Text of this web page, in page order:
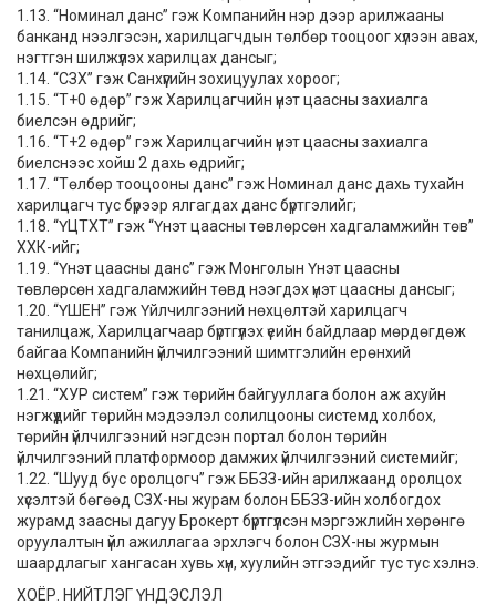
1.13. “Номинал данс” гэж Компанийн нэр дээр арилжааны
банканд нээлгэсэн, харилцагчдын төлбөр тооцоог хүлээн авах,
нэгтгэн шилжүүлэх харилцах дансыг;
1.14. “СЗХ” гэж Санхүүгийн зохицуулах хороог;
1.15. “Т+0 өдөр” гэж Харилцагчийн үнэт цаасны захиалга
биелсэн өдрийг;
1.16. “Т+2 өдөр” гэж Харилцагчийн үнэт цаасны захиалга
биелснээс хойш 2 дахь өдрийг;
1.17. “Төлбөр тооцооны данс” гэж Номинал данс дахь тухайн
харилцагч тус бүрээр ялгагдах данс бүртгэлийг;
1.18. “ҮЦТХТ” гэж “Үнэт цаасны төвлөрсөн хадгаламжийн төв”
ХХК-ийг;
1.19. “Үнэт цаасны данс” гэж Монголын Үнэт цаасны
төвлөрсөн хадгаламжийн төвд нээгдэх үнэт цаасны дансыг;
1.20. “ҮШЕН” гэж Үйлчилгээний нөхцөлтэй харилцагч
танилцаж, Харилцагчаар бүртгүүлэх үеийн байдлаар мөрдөгдөж
байгаа Компанийн үйлчилгээний шимтгэлийн ерөнхий
нөхцөлийг;
1.21. “ХУР систем” гэж төрийн байгууллага болон аж ахуйн
нэгжүүдийг төрийн мэдээлэл солилцооны системд холбох,
төрийн үйлчилгээний нэгдсэн портал болон төрийн
үйлчилгээний платформоор дамжих үйлчилгээний системийг;
1.22. “Шууд бус оролцогч” гэж ББЗЗ-ийн арилжаанд оролцох
хүсэлтэй бөгөөд СЗХ-ны журам болон ББЗЗ-ийн холбогдох
журамд заасны дагуу Брокерт бүртгүүлсэн мэргэжлийн хөрөнгө
оруулалтын үйл ажиллагаа эрхлэгч болон СЗХ-ны журмын
шаардлагыг хангасан хувь хүн, хуулийн этгээдийг тус тус хэлнэ.
ХОЁР. НИЙТЛЭГ ҮНДЭСЛЭЛ